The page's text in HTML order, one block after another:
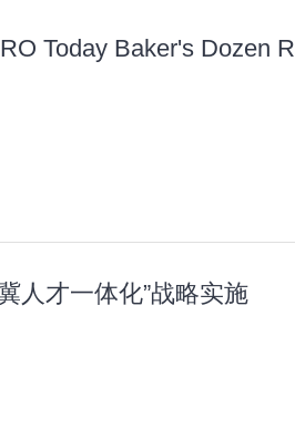
Today Baker's Dozen
人才一体化”战略实施